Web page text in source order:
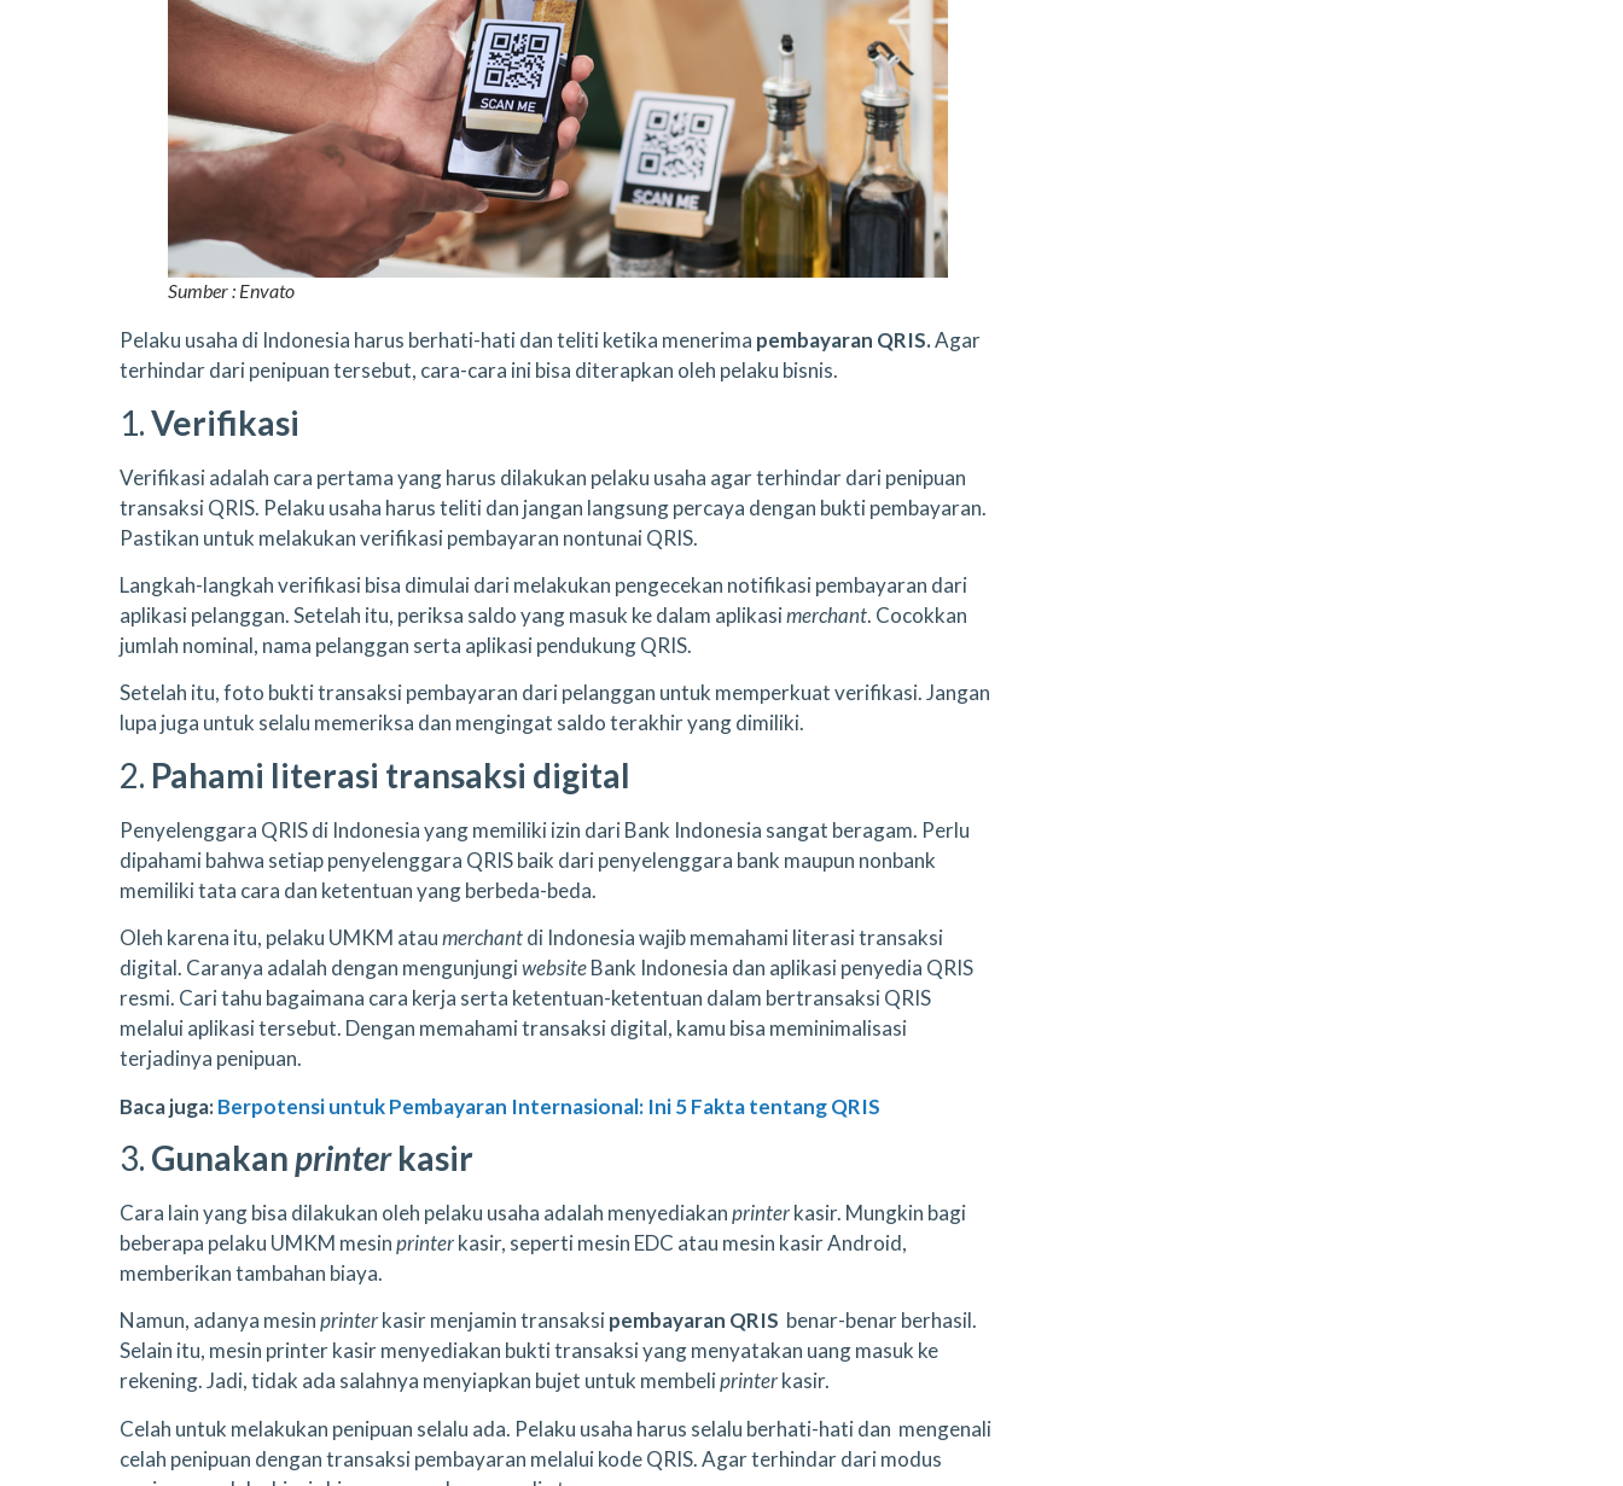
Sumber : Envato
Pelaku usaha di Indonesia harus berhati-hati dan teliti ketika menerima pembayaran QRIS.Agar
terhindar dari penipuan tersebut, cara-cara ini bisa diterapkan oleh pelaku bisnis.
1.Verifikasi
Verifikasi adalah cara pertama yang harus dilakukan pelaku usaha agar terhindar dari penipuan
transaksi QRIS. Pelaku usaha harus teliti dan jangan langsung percaya dengan bukti pembayaran.
Pastikan untuk melakukan verifikasi pembayaran nontunai QRIS.
Langkah-langkah verifikasi bisa dimulai dari melakukan pengecekan notifikasi pembayaran dari
aplikasi pelanggan. Setelah itu, periksa saldo yang masuk ke dalam aplikasimerchant. Cocokkan
jumlah nominal, nama pelanggan serta aplikasi pendukung QRIS.
Setelah itu, foto bukti transaksi pembayaran dari pelanggan untuk memperkuat verifikasi. Jangan
lupa juga untuk selalu memeriksa dan mengingat saldo terakhir yang dimiliki.
2. Pahami literasi transaksi digital
Penyelenggara QRIS di Indonesia yang memiliki izin dari Bank Indonesia sangat beragam. Perlu
dipahami bahwa setiap penyelenggara QRIS baik dari penyelenggara bank maupun nonbank
memiliki tata cara dan ketentuan yang berbeda-beda.
Oleh karena itu, pelaku UMKM ataumerchantdi Indonesia wajib memahami literasi transaksi
digital. Caranya adalah dengan mengunjungiwebsiteBank Indonesia dan aplikasi penyedia QRIS
resmi. Cari tahu bagaimana cara kerja serta ketentuan-ketentuan dalam bertransaksi QRIS
melalui aplikasi tersebut. Dengan memahami transaksi digital, kamu bisa meminimalisasi
terjadinya penipuan.
Baca juga:Berpotensi untuk Pembayaran Internasional: Ini 5 Fakta tentang QRIS
3. Gunakan printerkasir
Cara lain yang bisa dilakukan oleh pelaku usaha adalah menyediakanprinterkasir. Mungkin bagi
beberapa pelaku UMKM mesinprinterkasir, seperti mesin EDC atau mesin kasir Android,
memberikan tambahan biaya.
Namun, adanya mesinprinterkasir menjamin transaksipembayaran QRIS benar-benar berhasil.
Selain itu, mesin printer kasir menyediakan bukti transaksi yang menyatakan uang masuk ke
rekening. Jadi, tidak ada salahnya menyiapkan bujet untuk membeliprinterkasir.
Celah untuk melakukan penipuan selalu ada. Pelaku usaha harus selalu berhati-hati dan mengenali
celah penipuan dengan transaksi pembayaran melalui kode QRIS. Agar terhindar dari modus